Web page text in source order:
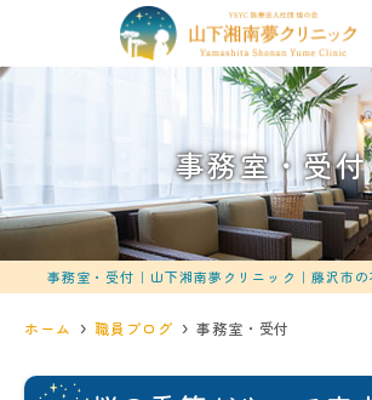
事務室・受付
事務室・受付｜山下湘南夢クリニック｜藤沢市
ホーム 職員ブログ 事務室・受付